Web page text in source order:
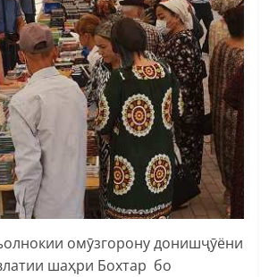
омӯзгорону донишҷӯёни
шаҳри Бохтар бо